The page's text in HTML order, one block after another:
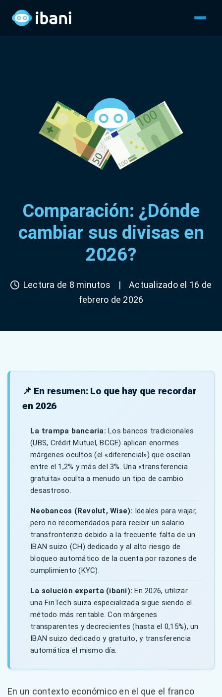
Comparación: ¿Dónde
cambiar sus divisas en
2026?
Lectura de 8 minutos |
Actualizado el 16 de
febrero de 2026
📌 En resumen: Lo que hay que recordar
en 2026
La trampa bancaria: Los bancos tradicionales
(UBS, Crédit Mutuel, BCGE) aplican enormes
márgenes ocultos (el «diferencial») que oscilan
entre el 1,2% y más del 3%. Una «transferencia
gratuita» oculta a menudo un tipo de cambio
desastroso.
Neobancos (Revolut, Wise): Ideales para viajar,
pero no recomendados para recibir un salario
transfronterizo debido a la frecuente falta de un
IBAN suizo (CH) dedicado y al alto riesgo de
bloqueo automático de la cuenta por razones de
cumplimiento (KYC).
La solución experta (ibani): En 2026, utilizar
una FinTech suiza especializada sigue siendo el
método más rentable. Con márgenes
transparentes y decrecientes (hasta el 0,15%), un
IBAN suizo dedicado y gratuito, y transferencia
automática el mismo día.
En un contexto económico en el que el franco